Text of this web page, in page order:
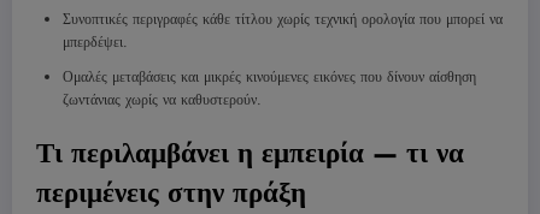
Συνοπτικές περιγραφές κάθε τίτλου χωρίς τεχνική ορολογία που μπορεί να
μπερδέψει.
Ομαλές μεταβάσεις και μικρές κινούμενες εικόνες που δίνουν αίσθηση
ζωντάνιας χωρίς να καθυστερούν.
Τι περιλαμβάνει η εμπειρία — τι να
περιμένεις στην πράξη